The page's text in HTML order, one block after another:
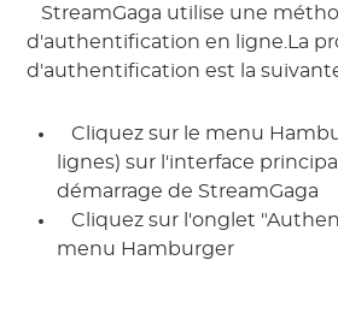
StreamGaga utilise une
d'authentification en ligne.La
d'authentification est la
Cliquez sur le menu
lignes) sur l'interface
démarrage de StreamGaga
Cliquez sur l'onglet
menu Hamburger